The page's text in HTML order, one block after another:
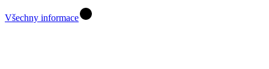
Všechny informace